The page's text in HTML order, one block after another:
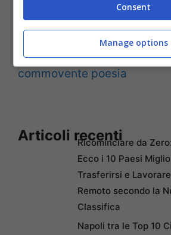
Leggi anche: I Funerali di
Roma
Leggi anche: Il saluto di
commovente poesia
Articoli recentiRicominciare da Zero:
Ecco i 10 Paesi
Trasferirsi e
Remoto secondo la
Classifica
Napoli tra le Top 10
Consent
Manage options